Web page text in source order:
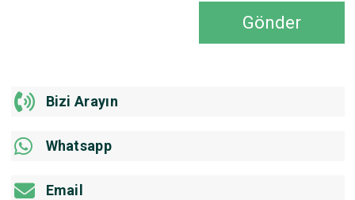
Gönder
Bizi Arayın
Whatsapp
Email